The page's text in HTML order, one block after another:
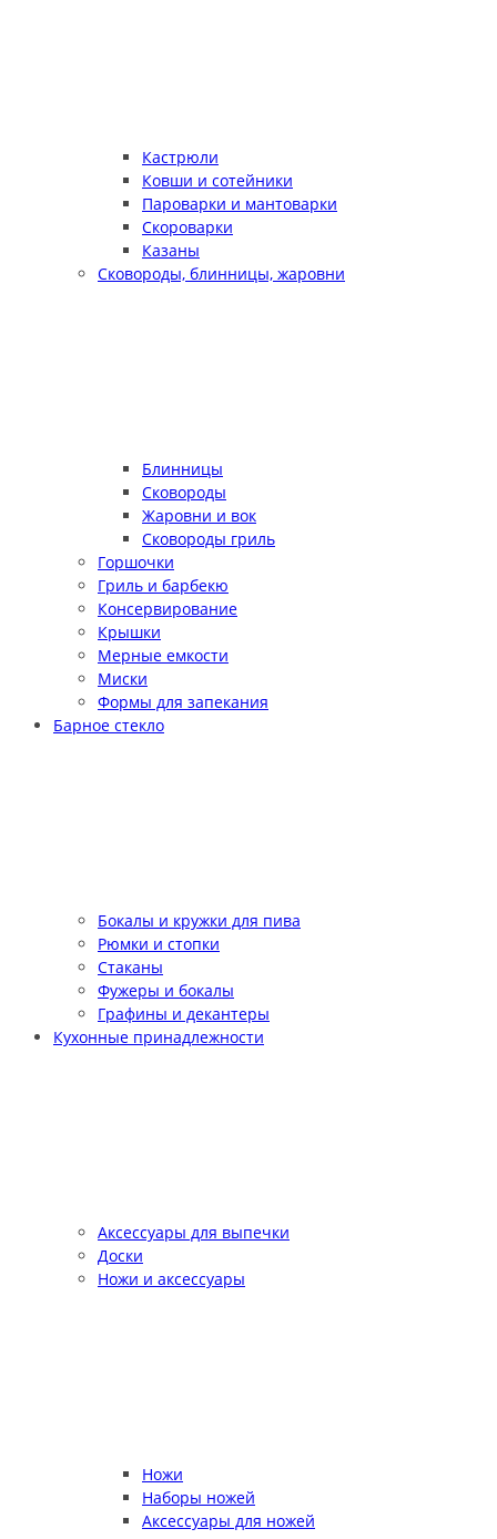
Кастрюли
Ковши и сотейники
Пароварки и мантоварки
Скороварки
Казаны
Сковороды, блинницы, жаровни
Блинницы
Сковороды
Жаровни и вок
Сковороды гриль
Горшочки
Гриль и барбекю
Консервирование
Крышки
Мерные емкости
Миски
Формы для запекания
Барное стекло
Бокалы и кружки для пива
Рюмки и стопки
Стаканы
Фужеры и бокалы
Графины и декантеры
Кухонные принадлежности
Аксессуары для выпечки
Доски
Ножи и аксессуары
Ножи
Наборы ножей
Аксессуары для ножей